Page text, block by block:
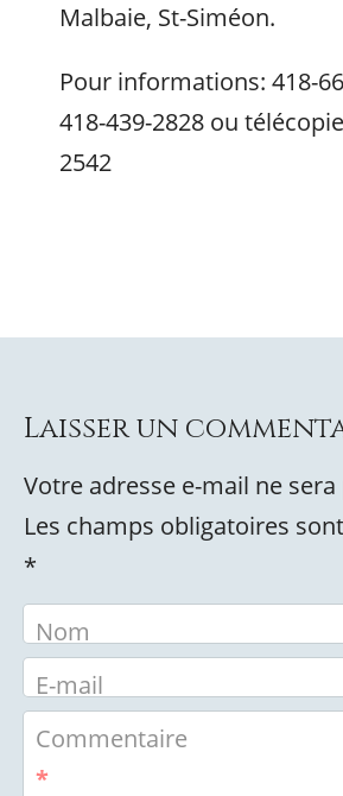
Malbaie, St-Siméon.
Pour informations: 418-
418-439-2828 ou
2542
Laisser un
Votre adresse e-mail ne
Les champs obligatoires
*
Nom
E-mail
Commentaire
*